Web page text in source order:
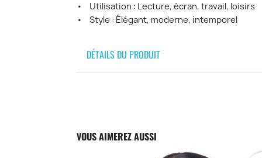
• Utilisation : Lecture, écran, travail, loisirs
• Style : Élégant, moderne, intemporel
DÉTAILS DU PRODUIT
VOUS AIMEREZ AUSSI